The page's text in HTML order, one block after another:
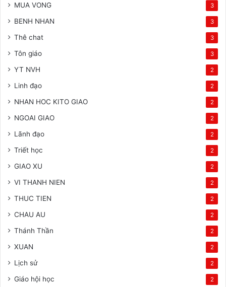
MUA VONG 3
BENH NHAN 3
Thê chat 3
Tôn giáo 3
YT NVH 2
Linh đạo 2
NHAN HOC KITO GIAO 2
NGOAI GIAO 2
Lãnh đạo 2
Triết học 2
GIAO XU 2
VI THANH NIEN 2
THUC TIEN 2
CHAU AU 2
Thánh Thần 2
XUAN 2
Lịch sử 2
Giáo hội học 2